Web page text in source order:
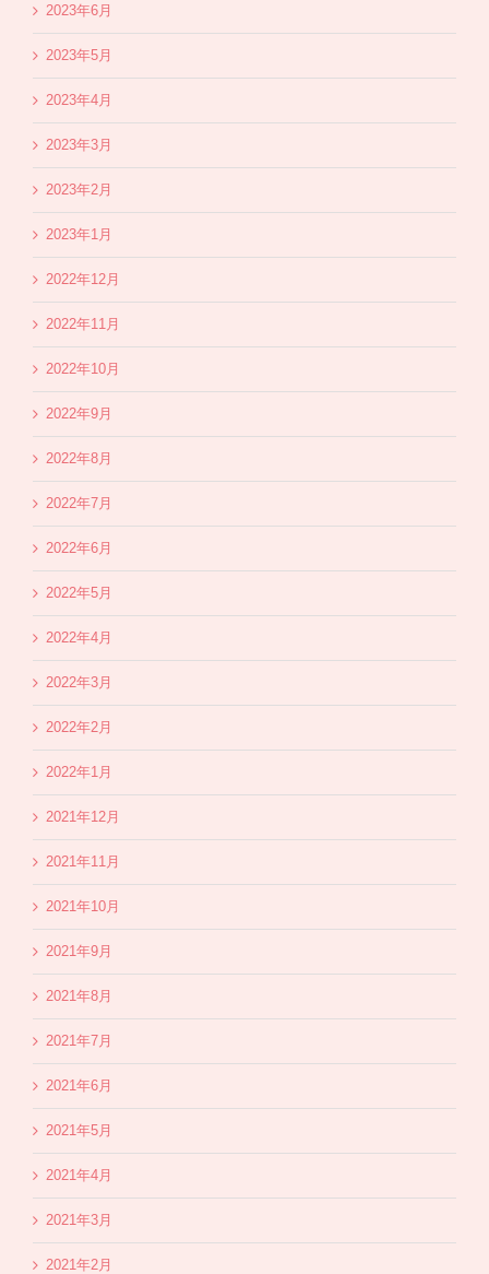
2023年6月
2023年5月
2023年4月
2023年3月
2023年2月
2023年1月
2022年12月
2022年11月
2022年10月
2022年9月
2022年8月
2022年7月
2022年6月
2022年5月
2022年4月
2022年3月
2022年2月
2022年1月
2021年12月
2021年11月
2021年10月
2021年9月
2021年8月
2021年7月
2021年6月
2021年5月
2021年4月
2021年3月
2021年2月